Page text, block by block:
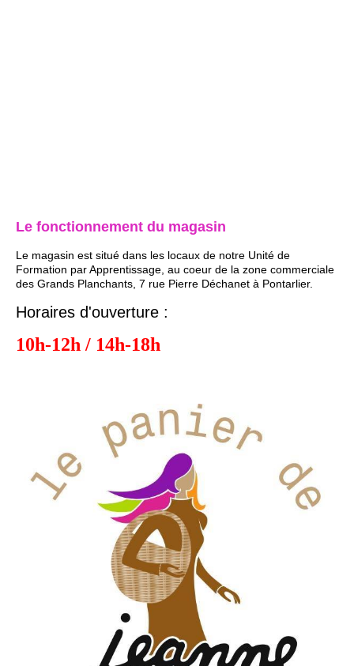
Le fonctionnement du magasin
Le magasin est situé dans les locaux de notre Unité de
Formation par Apprentissage, au coeur de la zone commerciale
des Grands Planchants, 7 rue Pierre Déchanet à Pontarlier.
Horaires d'ouverture :
10h-12h / 14h-18h